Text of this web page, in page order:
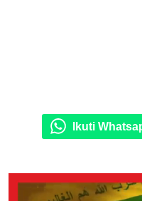
Ikuti